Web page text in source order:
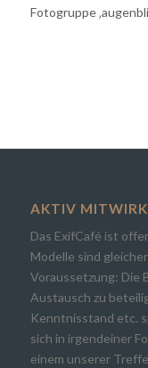
Fotogruppe
AKTIV
Das ExifCafé ist
Modelle sind
Voraussetzung: Die
Austausch zu
Kenntnisstand etc.
sich in irgendeiner
einem unserer